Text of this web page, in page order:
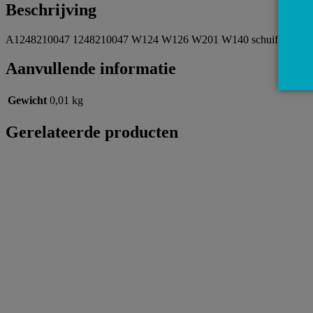
Beschrijving
A1248210047 1248210047 W124 W126 W201 W140 schuifdak
Aanvullende informatie
Gewicht 0,01 kg
Gerelateerde producten